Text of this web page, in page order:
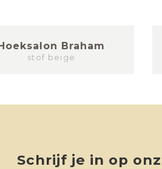
Braham
stof beige
Schrijf je in op